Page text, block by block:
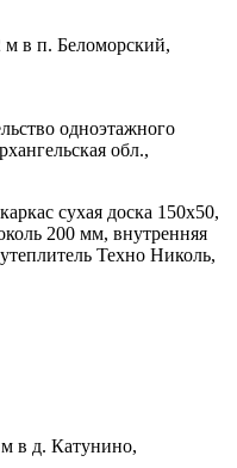
в п. Беломорский,
одноэтажного
обл.,
сухая доска 150х50,
200 мм, внутренняя
Техно Николь,
в д. Катунино,